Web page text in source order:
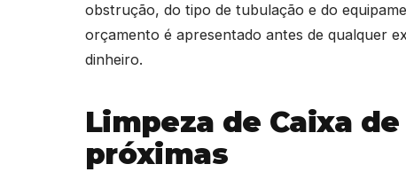
obstrução, do tipo de tubulação e do
orçamento é apresentado antes de qualquer
dinheiro.
Limpeza de Caixa
próximas